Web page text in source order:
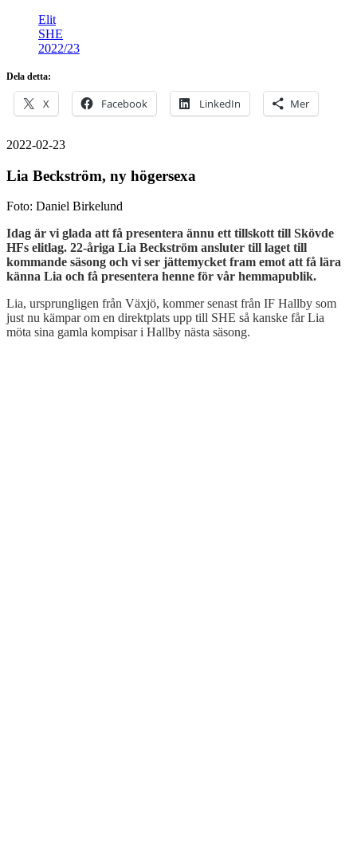
Elit
SHE
2022/23
Dela detta:
X Facebook LinkedIn Mer
2022-02-23
Lia Beckström, ny högersexa
Foto: Daniel Birkelund
Idag är vi glada att få presentera ännu ett tillskott till Skövde
HFs elitlag. 22-åriga Lia Beckström ansluter till laget till
kommande säsong och vi ser jättemycket fram emot att få lära
känna Lia och få presentera henne för vår hemmapublik.
Lia, ursprungligen från Växjö, kommer senast från IF Hallby som
just nu kämpar om en direktplats upp till SHE så kanske får Lia
möta sina gamla kompisar i Hallby nästa säsong.